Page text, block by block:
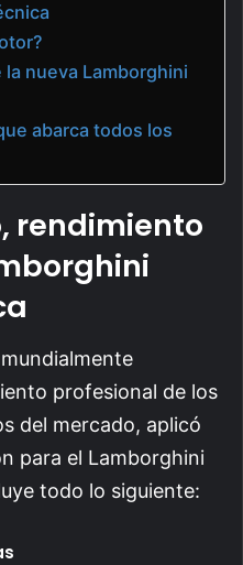
nueva Lamborghini
abarca todos los
rendimiento
profesional de los
del mercado, aplicó
para el Lamborghini
todo lo siguiente: